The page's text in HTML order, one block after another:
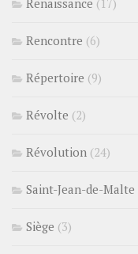
Rencontre (6)
Répertoire (9)
Révolte (2)
Révolution (24)
Saint-Jean-de-Malte
Siège (3)